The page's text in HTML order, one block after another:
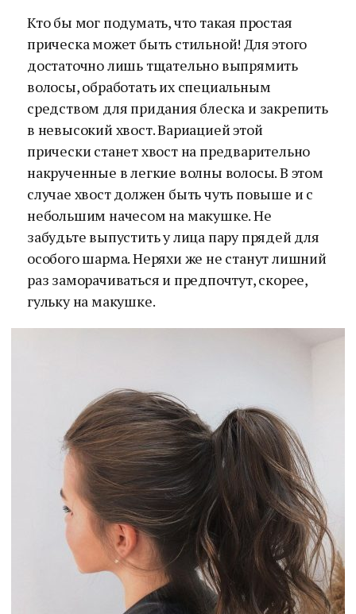
Кто бы мог подумать, что такая простая
прическа может быть стильной! Для этого
достаточно лишь тщательно выпрямить
волосы, обработать их специальным
средством для придания блеска и закрепить
в невысокий хвост. Вариацией этой
прически станет хвост на предварительно
накрученные в легкие волны волосы. В этом
случае хвост должен быть чуть повыше и с
небольшим начесом на макушке. Не
забудьте выпустить у лица пару прядей для
особого шарма. Неряхи же не станут лишний
раз заморачиваться и предпочтут, скорее,
гульку на макушке.